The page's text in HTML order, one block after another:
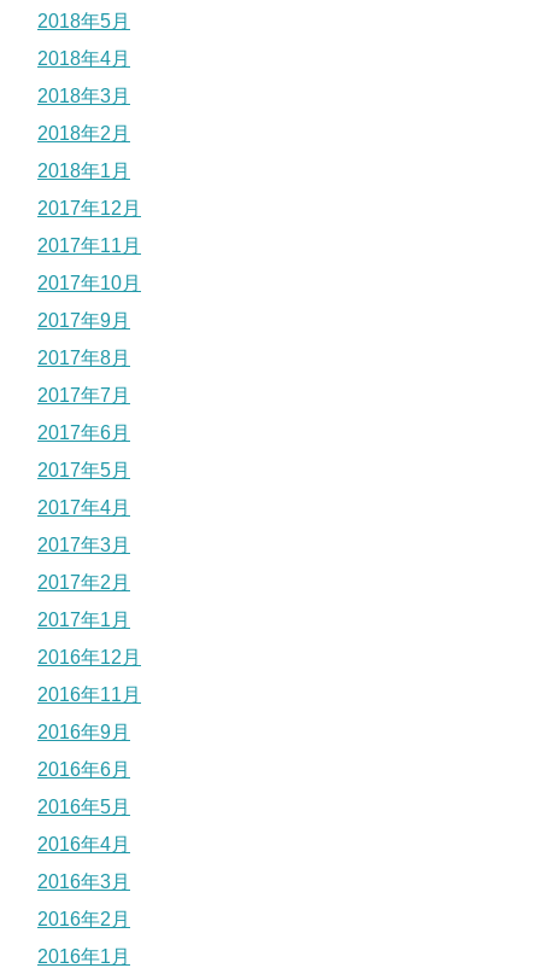
2018年5月
2018年4月
2018年3月
2018年2月
2018年1月
2017年12月
2017年11月
2017年10月
2017年9月
2017年8月
2017年7月
2017年6月
2017年5月
2017年4月
2017年3月
2017年2月
2017年1月
2016年12月
2016年11月
2016年9月
2016年6月
2016年5月
2016年4月
2016年3月
2016年2月
2016年1月